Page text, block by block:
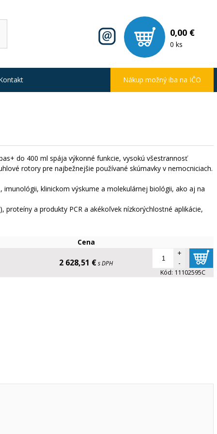
0,00 €
0 ks
do 400 ml spája výkonné funkcie, vysokú všestrannosť
rotory pre najbežnejšie používané skúmavky v nemocniciach.
klinickom výskume a molekulárnej biológii, ako aj na
proteíny a produkty PCR a akékoľvek nízkorýchlostné aplikácie,
Cena
2 628,51 €s DPH
+
-
Kód: 11102595C
Nákup možný iba na IČO